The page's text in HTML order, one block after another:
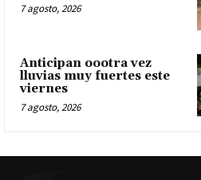
7 agosto, 2026
Anticipan oootra vez
lluvias muy fuertes este
viernes
7 agosto, 2026